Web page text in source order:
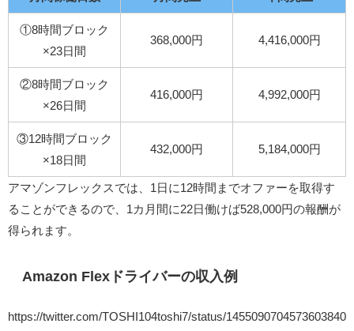
①8時間ブロック
×23日間
368,000円 4,416,000円
②8時間ブロック
×26日間
416,000円 4,992,000円
③12時間ブロック
×18日間
432,000円 5,184,000円
アマゾンフレックスでは、1日に12時間までオファーを取得す
ることができるので、1カ月間に22日働けば528,000円の報酬が
得られます。
Amazon Flexドライバーの収入例
https://twitter.com/TOSHI104toshi7/status/1455090704573603840